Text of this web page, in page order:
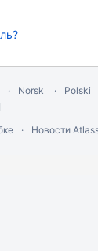
Norsk Polski
Новости